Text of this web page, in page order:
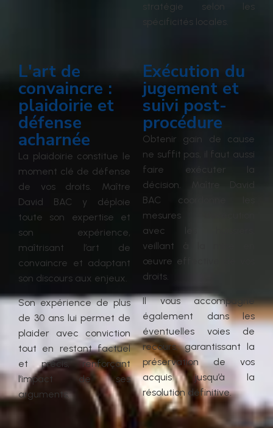
stratégie selon les
spécificités locales.
L'art de
convaincre :
plaidoirie et
défense
acharnée
La plaidoirie constitue le
moment clé de défense
de vos droits. Maître
David BAC y déploie
toute son expertise et
son expérience,
maîtrisant l’art de
convaincre et adaptant
son discours aux enjeux.
Son expérience de plus
de 30 ans lui permet de
plaider avec conviction
tout en restant factuel
et précis, renforçant
l’impact de ses
arguments.
Exécution du
jugement et
suivi post-
procédure
Obtenir gain de cause
ne suffit pas, il faut aussi
faire exécuter la
décision. Maître David
BAC coordonne les
mesures d’exécution
avec les huissiers,
veillant à la mise en
œuvre effective de vos
droits.
Il vous accompagne
également dans les
éventuelles voies de
recours, garantissant la
préservation de vos
acquis jusqu’à la
résolution définitive.